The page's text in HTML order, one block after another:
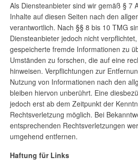
Als Diensteanbieter sind wir gemäß § 7
Inhalte auf diesen Seiten nach den
verantwortlich. Nach §§ 8 bis 10 TMG
Diensteanbieter jedoch nicht
gespeicherte fremde Informationen zu
Umständen zu forschen, die auf eine
hinweisen. Verpflichtungen zur
Nutzung von Informationen nach den
bleiben hiervon unberührt. Eine
jedoch erst ab dem Zeitpunkt der
Rechtsverletzung möglich. Bei
entsprechenden Rechtsverletzungen
umgehend entfernen.
Haftung für Links